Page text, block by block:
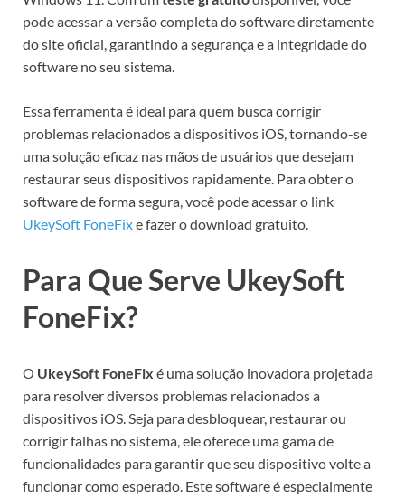
pode acessar a versão completa do software diretamente
do site oficial, garantindo a segurança e a integridade do
software no seu sistema.
Essa ferramenta é ideal para quem busca corrigir
problemas relacionados a dispositivos iOS, tornando-se
uma solução eficaz nas mãos de usuários que desejam
restaurar seus dispositivos rapidamente. Para obter o
software de forma segura, você pode acessar o link
UkeySoft FoneFixe fazer o download gratuito.
Para Que Serve UkeySoft
FoneFix?
O UkeySoft FoneFix é uma solução inovadora projetada
para resolver diversos problemas relacionados a
dispositivos iOS. Seja para desbloquear, restaurar ou
corrigir falhas no sistema, ele oferece uma gama de
funcionalidades para garantir que seu dispositivo volte a
funcionar como esperado. Este software é especialmente